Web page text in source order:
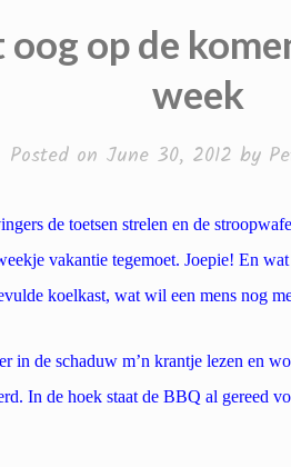
op de
week
Posted on June 30, 2012 by
de toetsen strelen en de
vakantie tegemoet. Joepie! En
koelkast, wat wil een mens nog
in de schaduw m’n krantje lezen en
In de hoek staat de BBQ al gereed